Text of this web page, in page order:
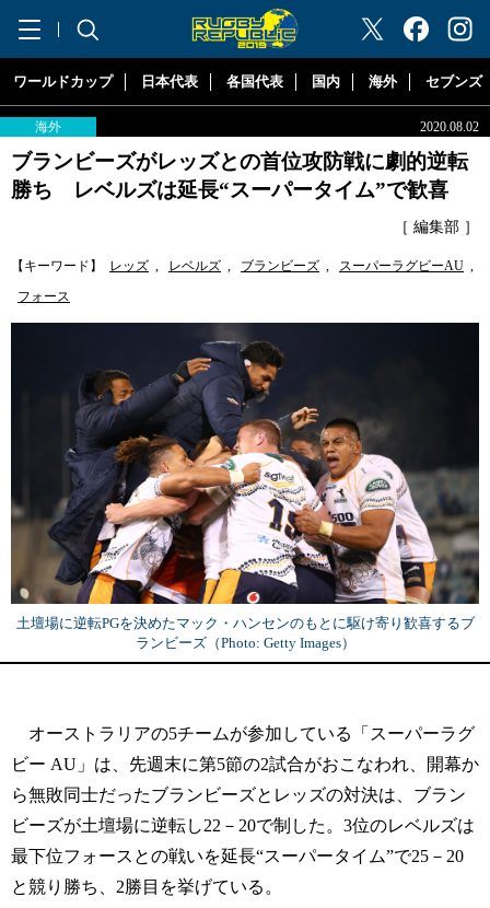
"ラグビーリパブリック"
ワールドカップ 日本代表 各国代表 国内 海外 セブンズ
海外 2020.08.02
ブランビーズがレッズとの首位攻防戦に劇的逆転
勝ち レベルズは延長“スーパータイム”で歓喜
［ 編集部 ］
【キーワード】 レッズ , レベルズ , ブランビーズ , スーパーラグビーAU ,
フォース
土壇場に逆転PGを決めたマック・ハンセンのもとに駆け寄り歓喜するブ
ランビーズ（Photo: Getty Images）
オーストラリアの5チームが参加している「スーパーラグ
ビー AU」は、先週末に第5節の2試合がおこなわれ、開幕か
ら無敗同士だったブランビーズとレッズの対決は、ブラン
ビーズが土壇場に逆転し22－20で制した。3位のレベルズは
最下位フォースとの戦いを延長“スーパータイム”で25－20
と競り勝ち、2勝目を挙げている。